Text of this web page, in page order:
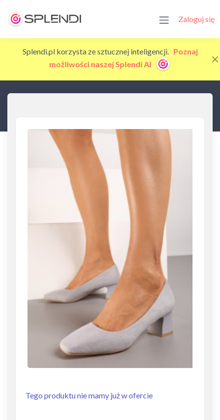
Zaloguj się
Splendi.pl korzysta ze sztucznej inteligencji. Poznaj
możliwości naszej Splendi AI
Tego produktu nie mamy już w ofercie